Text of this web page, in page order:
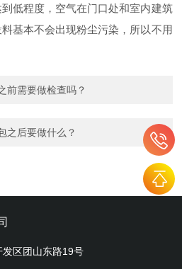
低程度，空气在门口处和室内建筑
基本不会出现粉尘污染，所以不用
前需要做检查吗？
之后要做什么？
区团山东路19号